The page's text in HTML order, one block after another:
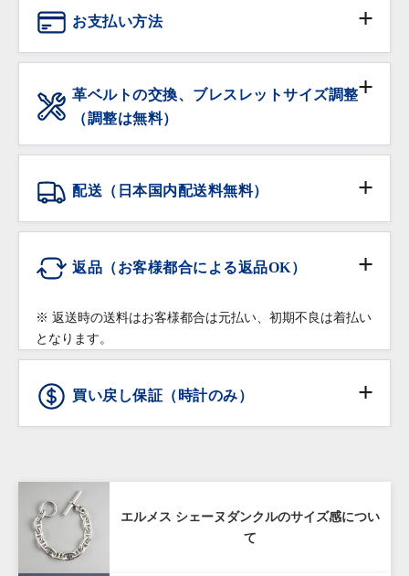
ただけるよう、販売前の全てのお時計にオーバーホー
ル（分解洗浄及び精度調整、クォーツ時計は電池交換
を含む）を施してから販売しております。
※ 過去3年以内にオーバーホールされた個体は除きま
す。
保証期間内の自然故障は無料で修理・調整をいたしま
理対応となりますので予めご了承ください。
修理・調整をご希望の場合は保証書をご提示の上、お
革ベルトなどの消耗品、ガラス・ケースなどの汚れ、
傷などの外観上の変化につきましては保証の対象外と
お支払い方法
クレジットカード
用いただけます
※ ショッピングローンのお申込みは店頭でのみご利用
頂けます。オンラインショッピングではご利用頂けま
せんので予めご了承下さい。
ショッピングローンは10回までは無金利となります。
革ベルトの交換、ブレスレットサイズ調整
（調整は無料）
サイズ調整をご希望の場合は、ご注文時に「サイズ調
整希望」の旨をご記入下さい。無料にてご希望のサイ
ズに調整いたします。
在庫がある品物は即日お渡し可能です。
※ コマを付け足す場合は、有料になることもございま
すのでご相談下さい。
配送（日本国内配送料無料）
配送会社:ヤマト運輸・佐川急便
佐川急便の受取人確認サポートでの配送となりま
す。
返品（お客様都合による返品OK）
返品条件
通信販売で購入した商品であること
商品お受け取り後、到着翌日までにご連絡をいた
商品からタグが外されておらず未使用であること
配送先が日本国内であること
お客様の責による傷や破損がないこと
※ 返送時の送料はお客様都合は元払い、初期不良は着払い
となります。
買い戻し保証（時計のみ）
80%
購入価格の80%（税抜き）で1年間買い戻し
エルメス シェーヌダンクルのサイズ感につい
て